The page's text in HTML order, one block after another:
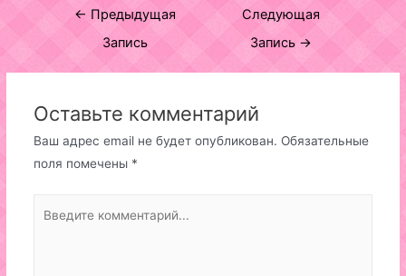
Навигация
← Предыдущая
Запись
Следующая
Запись →
Оставьте комментарий
Ваш адрес email не будет опубликован. Обязательные
поля помечены *